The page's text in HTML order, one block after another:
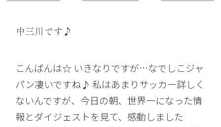
中三川です♪
こんばんは☆ いきなりですが…なでしこジャ
パン凄いですね♪ 私はあまりサッカー詳しく
ないんですが、今日の朝、世界一になった情
報とダイジェストを見て、感動しました